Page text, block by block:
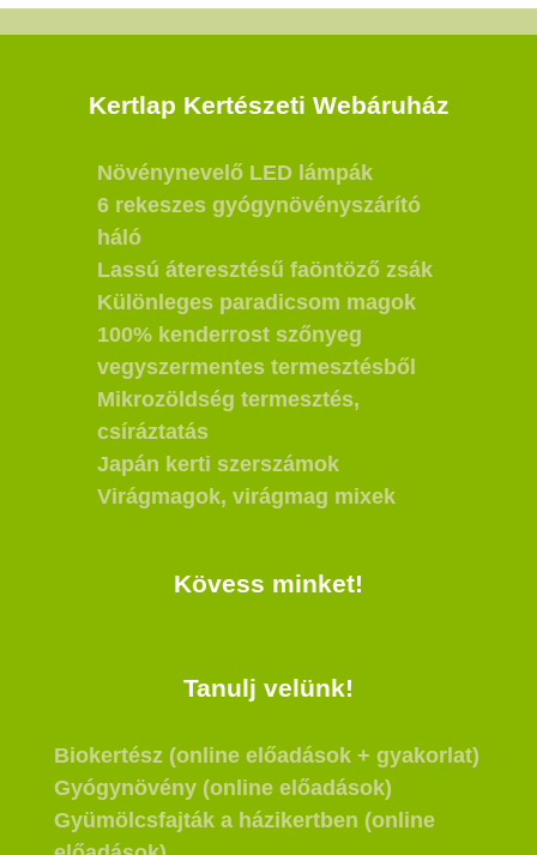
Kertlap Kertészeti Webáruház
Növénynevelő LED lámpák
6 rekeszes gyógynövényszárító
háló
Lassú áteresztésű faöntöző zsák
Különleges paradicsom magok
100% kenderrost szőnyeg
vegyszermentes termesztésből
Mikrozöldség termesztés,
csíráztatás
Japán kerti szerszámok
Virágmagok, virágmag mixek
Kövess minket!
Tanulj velünk!
Biokertész (online előadások + gyakorlat)
Gyógynövény (online előadások)
Gyümölcsfajták a házikertben (online